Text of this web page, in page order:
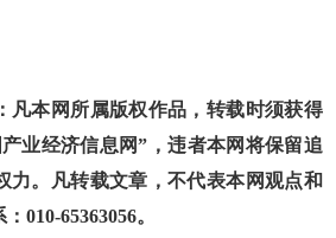
本网所属版权作品，转载时须获得
业经济信息网”，违者本网将保留追
力。凡转载文章，不代表本网观点和
010-65363056。